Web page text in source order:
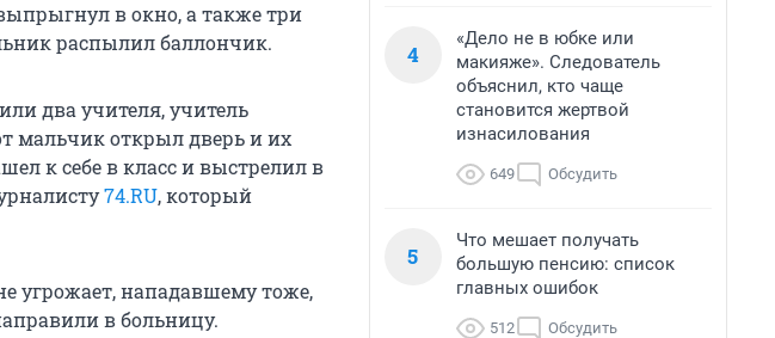
в окно, а также три
распылил баллончик.
два учителя, учитель
мальчик открыл дверь и их
к себе в класс и выстрелил в
74.RU, который
угрожает, нападавшему тоже,
в больницу.
4
«Дело не в юбке или
макияже». Следователь
объяснил, кто чаще
становится жертвой
изнасилования
649 Обсудить
5
Что мешает получать
большую пенсию: список
главных ошибок
512 Обсудить